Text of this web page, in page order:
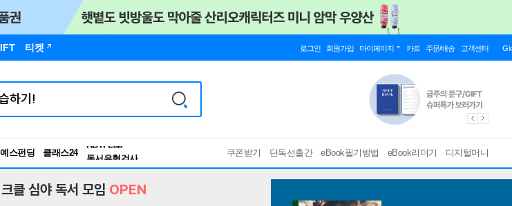
티켓 로그인 회원가입 마이페이지 카트 주문/배송 고객센터
예스펀딩 클래스24
독서유형검사
RBTI Lab
쿠폰받기 단독선출간 eBook필기방법 eBook리더기 디지털머니
크클 심야 독서 모임 OPEN